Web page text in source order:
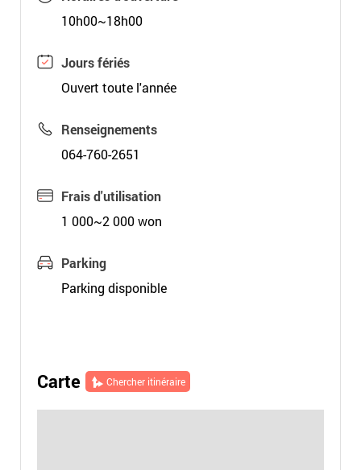
10h00~18h00
Jours fériés
Ouvert toute l'année
Renseignements
064-760-2651
Frais d'utilisation
1 000~2 000 won
Parking
Parking disponible
Carte Chercher itinéraire